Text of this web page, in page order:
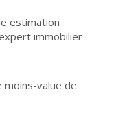
estimation
immobilier
moins-value de